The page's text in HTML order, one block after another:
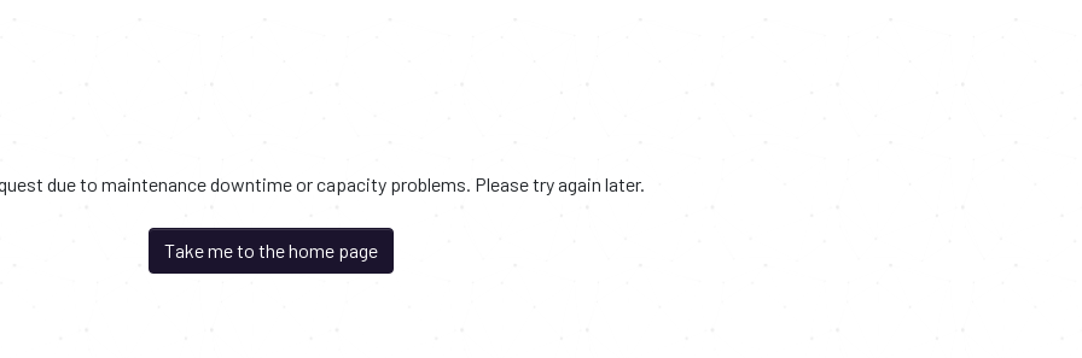
due to maintenance downtime or capacity problems. Please try again later.
Take me to the home page